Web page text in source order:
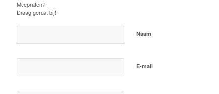
Meepraten?
Draag gerust bij!
Naam
E-mail